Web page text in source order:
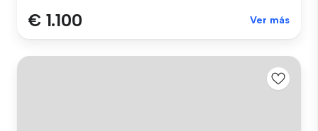
€ 1.100 Ver más